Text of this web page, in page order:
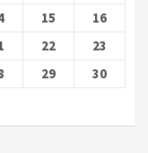
15
16
22
23
29
30